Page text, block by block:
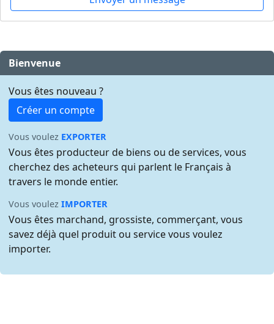
Bienvenue
Vous êtes nouveau ?
Créer un compte
Vous voulez EXPORTER
Vous êtes producteur de biens ou de services, vous
cherchez des acheteurs qui parlent le Français à
travers le monde entier.
Vous voulezIMPORTER
Vous êtes marchand, grossiste, commerçant, vous
savez déjà quel produit ou service vous voulez
importer.